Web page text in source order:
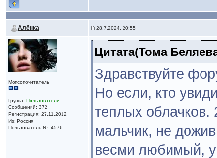
Алёнка 28.7.2024, 20:55
Мопсопочитатель
Группа: Пользователи
Сообщений: 372
Регистрация: 27.11.2012
Из: Россия
Пользователь №: 4576
Цитата(Тома
Здравствуйте
Но если, кто
теплых облачков.
мальчик, не
весми любимый,